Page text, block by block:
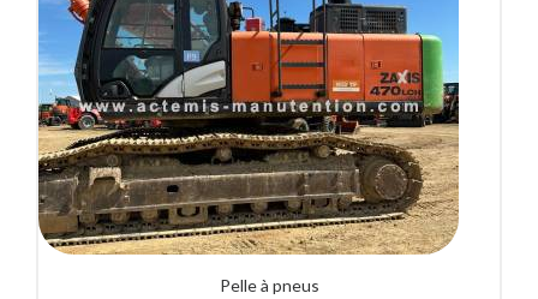
Pelle à pneus